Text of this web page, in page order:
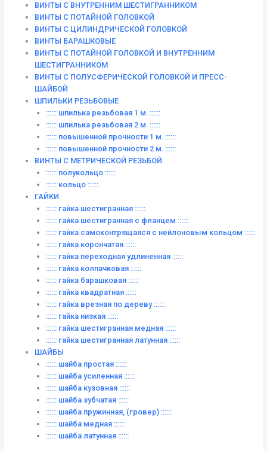
ВИНТЫ С ВНУТРЕННИМ ШЕСТИГРАННИКОМ
ВИНТЫ С ПОТАЙНОЙ ГОЛОВКОЙ
ВИНТЫ С ЦИЛИНДРИЧЕСКОЙ ГОЛОВКОЙ
ВИНТЫ БАРАШКОВЫЕ
ВИНТЫ С ПОТАЙНОЙ ГОЛОВКОЙ И ВНУТРЕННИМ
ШЕСТИГРАННИКОМ
ВИНТЫ С ПОЛУСФЕРИЧЕСКОЙ ГОЛОВКОЙ И ПРЕСС-
ШАЙБОЙ
ШПИЛЬКИ РЕЗЬБОВЫЕ
:::::: шпилька резьбовая 1 м. ::::::
:::::: шпилька резьбовая 2 м. ::::::
:::::: повышенной прочности 1 м. ::::::
:::::: повышенной прочности 2 м. ::::::
ВИНТЫ C МЕТРИЧЕСКОЙ РЕЗЬБОЙ
:::::: полукольцо ::::::
:::::: кольцо ::::::
ГАЙКИ
:::::: гайка шестигранная ::::::
:::::: гайка шестигранная с фланцем ::::::
:::::: гайка самоконтрящаяся с нейлоновым кольцом ::::::
:::::: гайка корончатая ::::::
:::::: гайка переходная удлиненная ::::::
:::::: гайка колпачковая ::::::
:::::: гайка барашковая ::::::
:::::: гайка квадратная ::::::
:::::: гайка врезная по дереву ::::::
:::::: гайка низкая ::::::
:::::: гайка шестигранная медная ::::::
:::::: гайка шестигранная латунная ::::::
ШАЙБЫ
:::::: шайба простая ::::::
:::::: шайба усиленная ::::::
:::::: шайба кузовная ::::::
:::::: шайба зубчатая ::::::
:::::: шайба пружинная, (гровер) ::::::
:::::: шайба медная ::::::
:::::: шайба латунная ::::::